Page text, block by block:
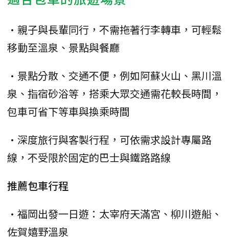
•親子與長輩同行，不需拖著行李轉車，可輕鬆
移動至溫泉、景點與餐廳
•景點分散、交通不便，例如阿蘇火山、黑川溫
泉、指宿砂浴等，搭乘大眾交通需花較長時間，
包車可省下等車與換乘時間
•深度旅行與客製行程，可依需求設計專屬路
線，不受限於固定的巴士與鐵路路線
推薦包車行程
•福岡出發一日遊：太宰府天滿宮、柳川遊船、
佐賀嬉野溫泉